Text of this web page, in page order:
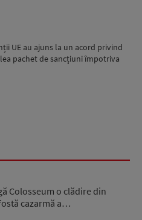
UE au ajuns la un acord privind
pachet de sancțiuni împotriva
Colosseum o clădire din
cazarmă a…